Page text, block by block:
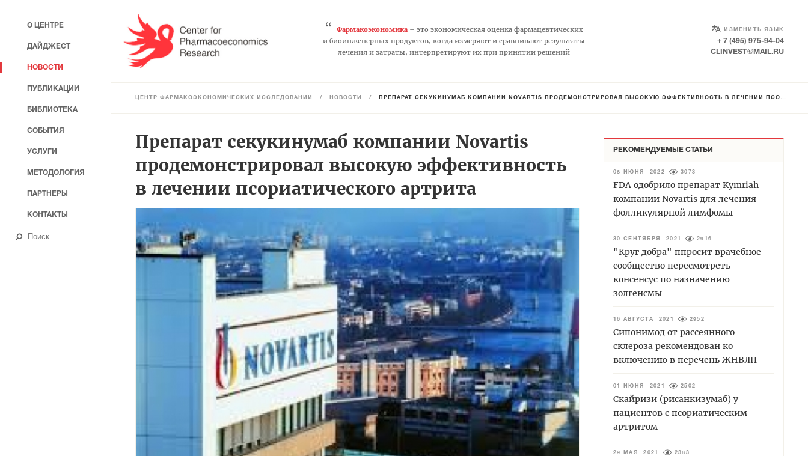
“ Фармакоэкономика– это экономическая оценка фармацевтических
и биоинженерных продуктов, когда измеряют и сравнивают результаты
лечения и затраты, интерпретируют их при принятии решений
ИЗМЕНИТЬ ЯЗЫК
SELECT LANGUAGE
+ 7 (495) 975-94-04
CLINVEST@MAIL.RU
ЦЕНТР ФАРМАКОЭКОНОМИЧЕСКИХ ИССЛЕДОВАНИЙ / НОВОСТИ / ПРЕПАРАТ СЕКУКИНУМАБ КОМПАНИИ NOVARTIS ПРОДЕМОНСТРИРОВАЛ ВЫСОКУЮ ЭФФЕКТИВНОСТЬ В ЛЕЧЕНИИ ПСОРИАТИЧЕСКОГО АРТРИТА
Препарат секукинумаб компании Novartis
продемонстрировал высокую эффективность
в лечении псориатического артрита
РЕКОМЕНДУЕМЫЕ СТАТЬИ
08 ИЮНЯ 2022 3073
FDA одобрило препарат Kymriah
компании Novartis для лечения
фолликулярной лимфомы
30 СЕНТЯБРЯ 2021 2916
"Круг добра" ппросит врачебное
сообщество пересмотреть
консенсус по назначению
золгенсмы
16 АВГУСТА 2021 2952
Сипонимод от рассеянного
склероза рекомендован ко
включению в перечень ЖНВЛП
01 ИЮНЯ 2021 2502
Скайризи (рисанкизумаб) у
пациентов с псориатическим
артритом
29 МАЯ 2021 2383
О ЦЕНТРЕ
ДАЙДЖЕСТ
НОВОСТИ
ПУБЛИКАЦИИ
БИБЛИОТЕКА
СОБЫТИЯ
УСЛУГИ
МЕТОДОЛОГИЯ
ПАРТНЕРЫ
КОНТАКТЫ